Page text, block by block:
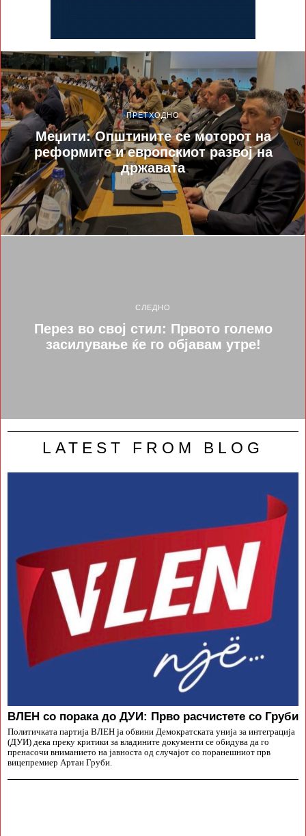
ПРЕТХОДНО
Меџити: Општините се моторот на
реформите и европскиот развој на
државата
СЛЕДНО
Перез во свој стил: Првото големо
засилување ќе го објавам утре!
LATEST FROM BLOG
ВЛЕН со порака до ДУИ: Прво расчистете со Груби
Политичката партија ВЛЕН ја обвини Демократската унија за интеграција
(ДУИ) дека преку критики за владините документи се обидува да го
пренасочи вниманието на јавноста од случајот со поранешниот прв
вицепремиер Артан Груби.